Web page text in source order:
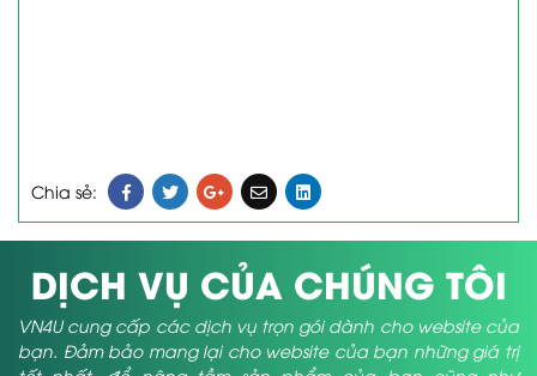
Chia sẻ:
DỊCH VỤ CỦA CHÚNG TÔI
VN4U cung cấp các dịch vụ trọn gói dành cho website của
bạn. Đảm bảo mang lại cho website của bạn những giá trị